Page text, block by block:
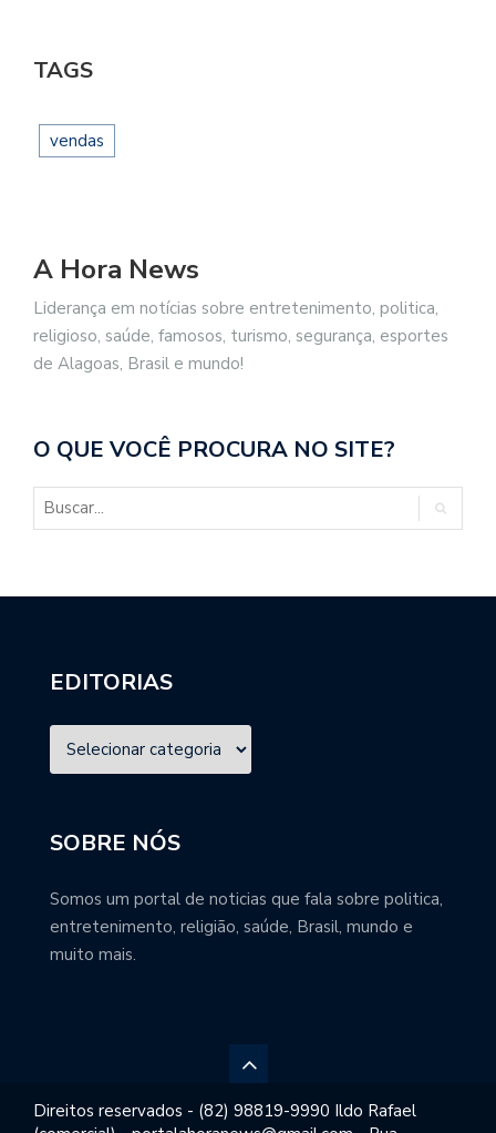
TAGS
vendas
A Hora News
Liderança em notícias sobre entretenimento, politica,
religioso, saúde, famosos, turismo, segurança, esportes
de Alagoas, Brasil e mundo!
O QUE VOCÊ PROCURA NO SITE?
EDITORIAS
SOBRE NÓS
Somos um portal de noticias que fala sobre politica,
entretenimento, religião, saúde, Brasil, mundo e
muito mais.
Direitos reservados - (82) 98819-9990 Ildo Rafael